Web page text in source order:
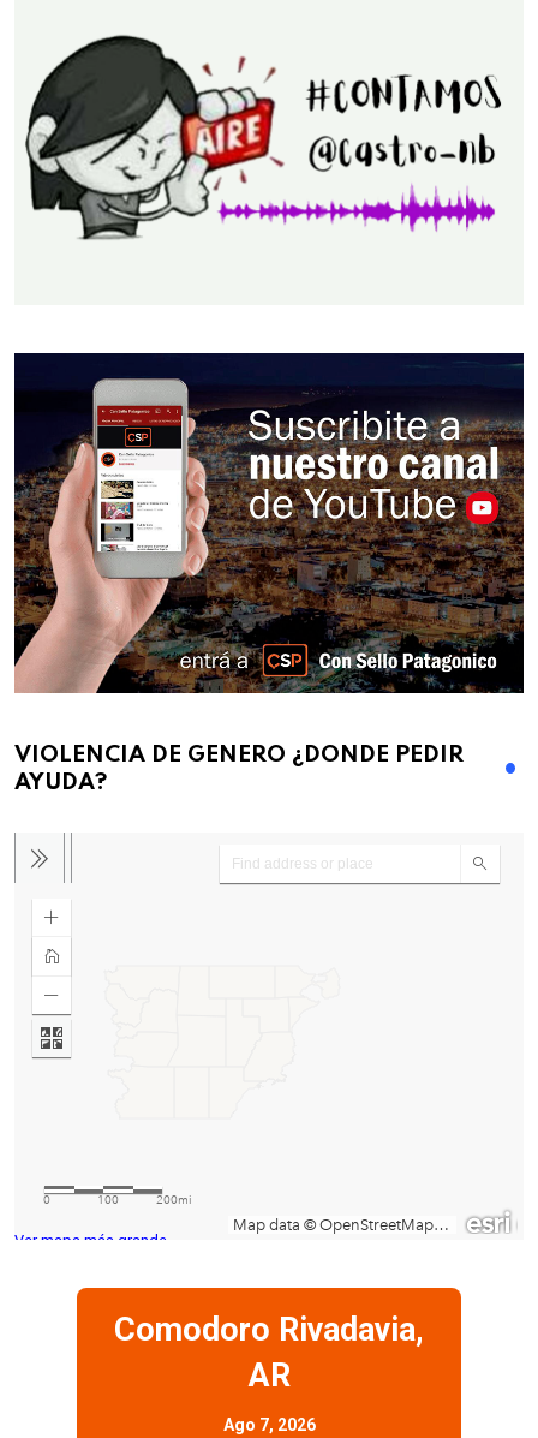
VIOLENCIA DE GENERO ¿DONDE PEDIR
AYUDA?
Ver mapa más grande
Comodoro Rivadavia,
AR
Ago 7, 2026